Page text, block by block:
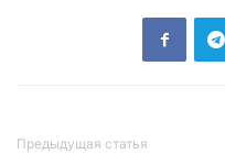
Предыдущая статья